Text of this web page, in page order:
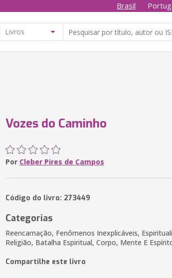
Brasil
Vozes do Caminho
Por Cleber Pires de Campos
Código do livro: 273449
Categorias
Reencarnação, Fenômenos Inexplicáveis,
Religião, Batalha Espiritual, Corpo, Mente E
Compartilhe este livro